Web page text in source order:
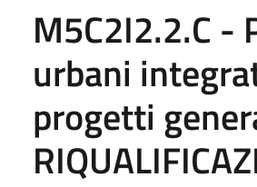
M5C2I2.2.C -
urbani
progetti